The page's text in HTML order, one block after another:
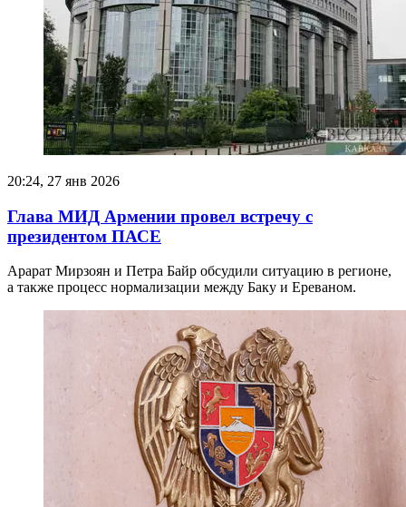
20:24, 27 янв 2026
Глава МИД Армении провел встречу с
президентом ПАСЕ
Арарат Мирзоян и Петра Байр обсудили ситуацию в регионе,
а также процесс нормализации между Баку и Ереваном.